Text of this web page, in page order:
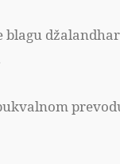
blagu